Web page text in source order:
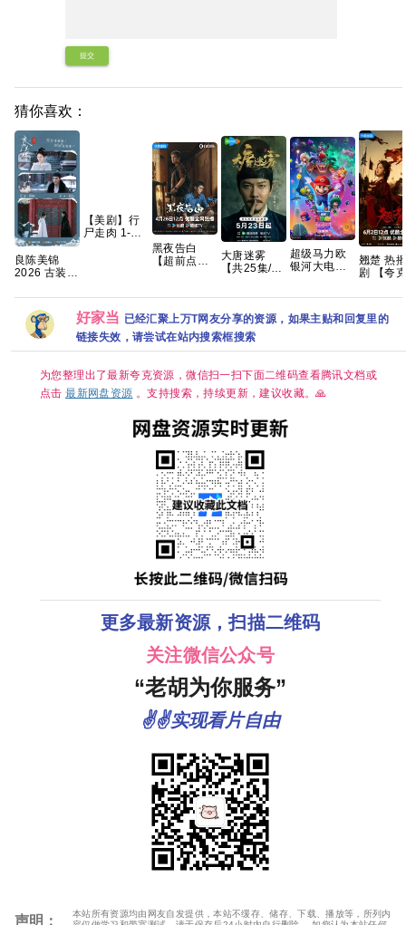
提交
猜你喜欢：
良陈美锦
2026 古装
思成 已更最
新 夸克
【美剧】行
尸走肉 1-11
黑夜告白
【超前点播
越生死🌪 夸
克
大唐迷雾
【共25集/4K
超级马力欧
银河大电影
2026最大黑
克
翘楚 热播国
剧 【夸
好家当 已经汇聚上万T网友分享的资源，如果主贴和回复里的
链接失效，请尝试在站内搜索框搜索
为您整理出了最新夸克资源，微信扫一扫下面二维码查看腾讯文档或
点击最新网盘资源 。支持搜索，持续更新，建议收藏。🙏
更多最新资源，扫描二维码
关注微信公众号
“老胡为你服务”
✌✌实现看片自由
声明：
本站所有资源均由网友自发提供，本站不缓存、储存、下载、播放等，所列内